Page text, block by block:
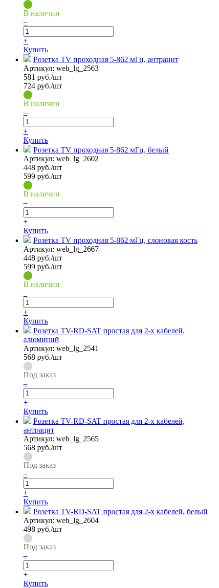
В наличии
–
+
Купить
Розетка TV проходная 5-862 мГц, антрацит
Артикул: web_lg_2563
581 руб./шт
724 руб./шт
В наличии
–
+
Купить
Розетка TV проходная 5-862 мГц, белый
Артикул: web_lg_2602
448 руб./шт
599 руб./шт
В наличии
–
+
Купить
Розетка TV проходная 5-862 мГц, слоновая кость
Артикул: web_lg_2667
448 руб./шт
599 руб./шт
В наличии
–
+
Купить
Розетка TV-RD-SAT простая для 2-х кабелей,
алюминий
Артикул: web_lg_2541
568 руб./шт
Под заказ
–
+
Купить
Розетка TV-RD-SAT простая для 2-х кабелей,
антрацит
Артикул: web_lg_2565
568 руб./шт
Под заказ
–
+
Купить
Розетка TV-RD-SAT простая для 2-х кабелей, белый
Артикул: web_lg_2604
498 руб./шт
Под заказ
–
+
Купить